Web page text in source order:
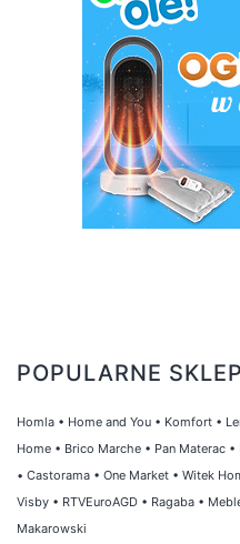
POPULARNE
Homla • Home and You • Komfort •
Home • Brico Marche • Pan Materac •
• Castorama • One Market • Witek
Visby • RTVEuroAGD • Ragaba •
Makarowski